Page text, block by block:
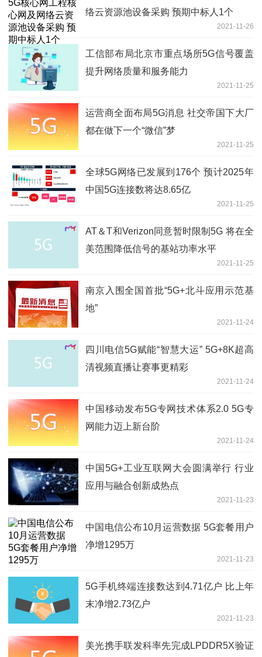
络云资源池设备采购 预期中标人1个
2021-11-26
工信部布局北京市重点场所5G信号覆盖
提升网络质量和服务能力
2021-11-25
运营商全面布局5G消息 社交帝国下大厂
都在做下一个“微信”梦
2021-11-25
全球5G网络已发展到176个 预计2025年
中国5G连接数将达8.65亿
2021-11-25
AT＆T和Verizon同意暂时限制5G 将在全
美范围降低信号的基站功率水平
2021-11-25
南京入围全国首批“5G+北斗应用示范基
地”
2021-11-24
四川电信5G赋能“智慧大运” 5G+8K超高
清视频直播让赛事更精彩
2021-11-24
中国移动发布5G专网技术体系2.0 5G专
网能力迈上新台阶
2021-11-24
中国5G+工业互联网大会圆满举行 行业
应用与融合创新成热点
2021-11-23
中国电信公布10月运营数据 5G套餐用户
净增1295万
2021-11-23
5G手机终端连接数达到4.71亿户 比上年
末净增2.73亿户
2021-11-23
美光携手联发科率先完成LPDDR5X验证